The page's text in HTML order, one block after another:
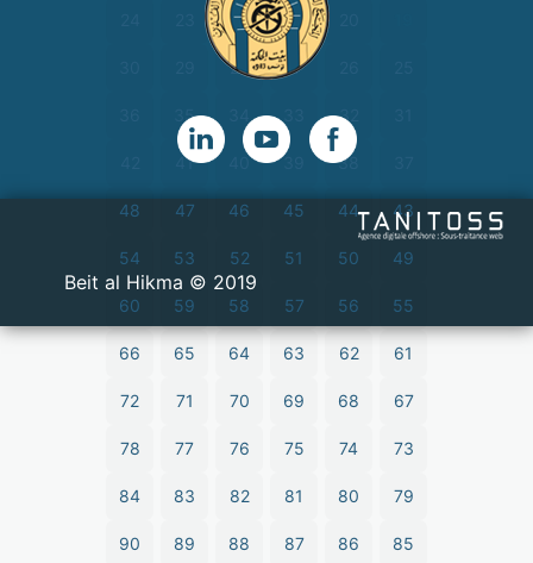
21
22
27
28
32
35
38
41
43
44
45
46
47
48
49
50
51
52
53
54
55
56
57
58
59
60
61
62
63
64
65
66
67
68
69
70
71
72
73
74
75
76
77
78
79
80
81
82
83
84
85
86
87
88
89
90
2019 © Beit al Hikma